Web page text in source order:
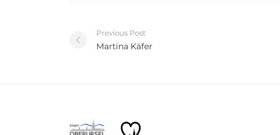
Post
navigation
Previous Post
Martina Käfer